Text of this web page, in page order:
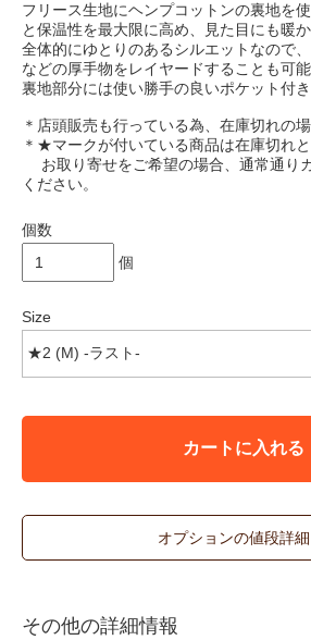
フリース生地にヘンプコットンの裏地を
と保温性を最大限に高め、見た目にも暖か
全体的にゆとりのあるシルエットなので
などの厚手物をレイヤードすることも可能
裏地部分には使い勝手の良いポケット付き
＊店頭販売も行っている為、在庫切れの
＊★マークが付いている商品は在庫切れと
お取り寄せをご希望の場合、通常通り
ください。
個数
個
Size
カートに入れる
オプションの値段詳細
その他の詳細情報